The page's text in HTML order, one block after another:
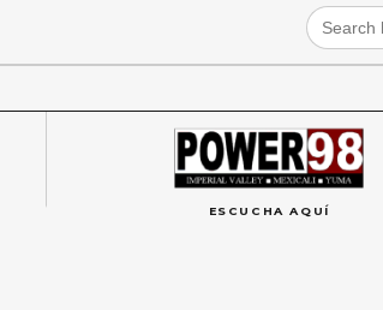
Search
for:
ESCUCHA AQUÍ